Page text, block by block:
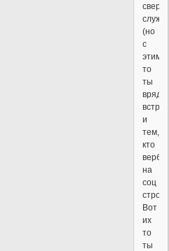
(но
с
этими
то
ты
и
тем,
кто
на
соц
Вот
их
то
ты